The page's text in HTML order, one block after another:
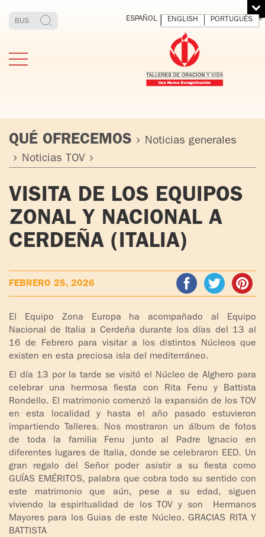
TOV ADULTOS
TOV JÓVENES
ADOLESCENTES
CURSO
MATRIMONIAL
ENCUENTRO DE
EXPERIENCIA DE
DIOS
CHARLAS Y
EVANGELIZACIÓN
CÍRCULOS DE
ORACIÓN Y VIDA
PADRE
IGNACIO
ORBEGOZO
IGNACIO
LARRAÑAGA
OBRA
PADRE
IGNACIO
LARRAÑAGA
LIBROS
VIDEOS
AUDIOS
Y VIVIR
ESPAÑOL ENGLISH PORTUGUÊS
QUÉ OFRECEMOS
Noticias generales
Noticias TOV
VISITA DE LOS EQUIPOS
ZONAL Y NACIONAL A
CERDEÑA (ITALIA)
FEBRERO 25, 2026
El Equipo Zona Europa ha acompañado al Equipo
Nacional de Italia a Cerdeña durante los días del 13 al
16 de Febrero para visitar a los distintos Núcleos que
existen en esta preciosa isla del mediterráneo.
El día 13 por la tarde se visitó el Núcleo de Alghero para
celebrar una hermosa fiesta con Rita Fenu y Battista
Rondello. El matrimonio comenzó la expansión de los TOV
en esta localidad y hasta el año pasado estuvieron
impartiendo Talleres. Nos mostraron un álbum de fotos
de toda la familia Fenu junto al Padre Ignacio en
diferentes lugares de Italia, donde se celebraron EED. Un
gran regalo del Señor poder asistir a su fiesta como
GUÍAS EMÉRITOS, palabra que cobra todo su sentido con
este matrimonio que aún, pese a su edad, siguen
viviendo la espiritualidad de los TOV y son Hermanos
Mayores para los Guias de este Núcleo. GRACIAS RITA Y
BATTISTA